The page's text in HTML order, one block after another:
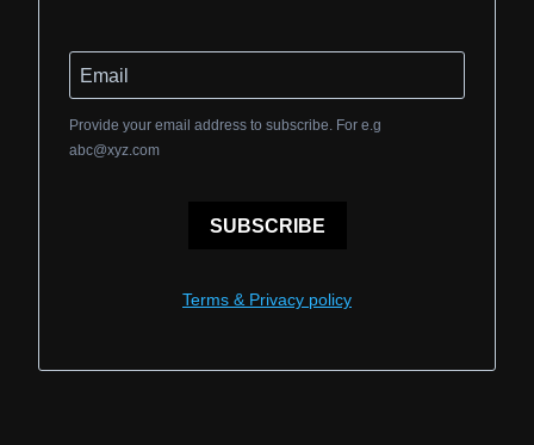
Provide your email address to subscribe. For e.g
abc@xyz.com
SUBSCRIBE
Terms & Privacy policy